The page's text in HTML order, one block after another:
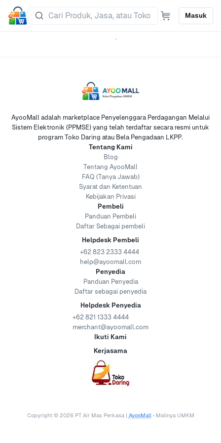
Masuk
AyooMall adalah marketplace Penyelenggara Perdagangan Melalui
Sistem Elektronik (PPMSE) yang telah terdaftar secara resmi untuk
program Toko Daring atau Bela Pengadaan LKPP.
Tentang Kami
Blog
Tentang AyooMall
FAQ (Tanya Jawab)
Syarat dan Ketentuan
Kebijakan Privasi
Pembeli
Panduan Pembeli
Daftar Sebagai pembeli
Helpdesk Pembeli
+62 823 2333 4444
help@ayoomall.com
Penyedia
Panduan Penyedia
Daftar sebagai penyedia
Helpdesk Penyedia
+62 821 1333 4444
merchant@ayoomall.com
Ikuti Kami
Kerjasama
Copyright © 2026 PT Air Mas Perkasa | AyooMall • Mallnya UMKM